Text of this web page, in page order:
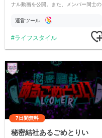
ナル動画を公開。また、メンバー同士の
ただいています。
運営ツール
ライフスタイル
7日間無料
秘密結社あるごめとりい